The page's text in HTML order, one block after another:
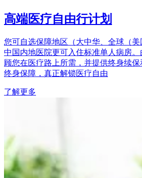
高端医疗自由行计划
您可自选保障地区（大中华、全球（
中国内地医院更可入住标准单人病房
顾您在医疗路上所需，并提供终身续保
终身保障，真正解锁医疗自由
了解更多